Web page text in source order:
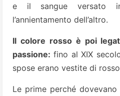
e il sangue versato
l’annientamento dell’altro.
Il colore rosso è poi
passione: fino al XIX
spose erano vestite di
Le prime perché